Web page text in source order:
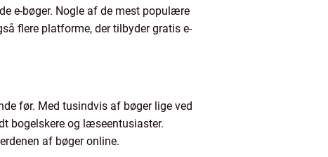
e-bøger. Nogle af de mest populære
flere platforme, der tilbyder gratis e-
før. Med tusindvis af bøger lige ved
bogelskere og læseentusiaster.
af bøger online.